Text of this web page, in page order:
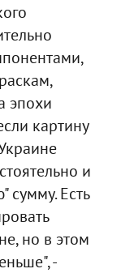
эпохи
картину
и
сумму. Есть
но в этом
-